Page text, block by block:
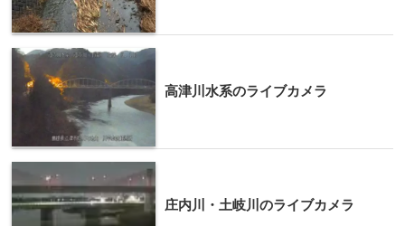
高津川水系のライブカメラ
庄内川・土岐川のライブカメラ